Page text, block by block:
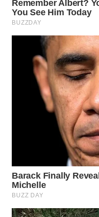
WN
INDRAMAYU
KUNINGAN
WN
MAJALENGKA
WN
PURWAKARTA